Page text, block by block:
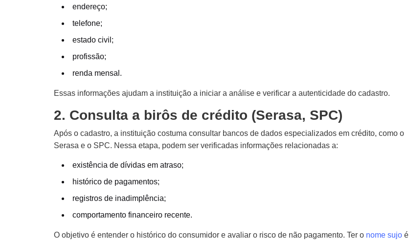
endereço;
telefone;
estado civil;
profissão;
renda mensal.
Essas informações ajudam a instituição a iniciar a análise e verificar a autenticidade do cadastro.
2. Consulta a birôs de crédito (Serasa, SPC)
Após o cadastro, a instituição costuma consultar bancos de dados especializados em crédito, como o
Serasa e o SPC. Nessa etapa, podem ser verificadas informações relacionadas a:
existência de dívidas em atraso;
histórico de pagamentos;
registros de inadimplência;
comportamento financeiro recente.
O objetivo é entender o histórico do consumidor e avaliar o risco de não pagamento. Ter o nome sujo é